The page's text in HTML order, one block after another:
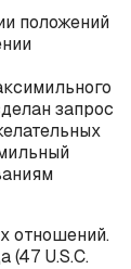
положений
запрос
отношений.
(47 U.S.C.